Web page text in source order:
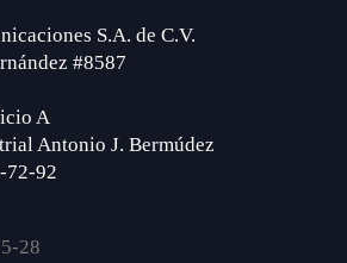
S.A. de C.V.
#8587
A
Antonio J. Bermúdez
72-92
28